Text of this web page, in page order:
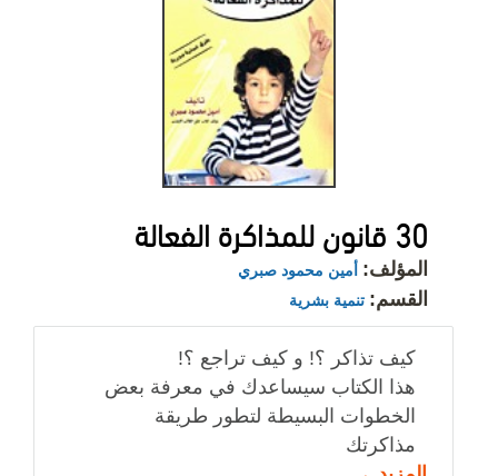
30 قانون للمذاكرة الفعالة
المؤلف: أمين محمود صبري
القسم: تنمية بشرية
كيف تذاكر ؟! و كيف تراجع ؟!
هذا الكتاب سيساعدك في معرفة بعض
الخطوات البسيطة لتطور طريقة
مذاكرتك